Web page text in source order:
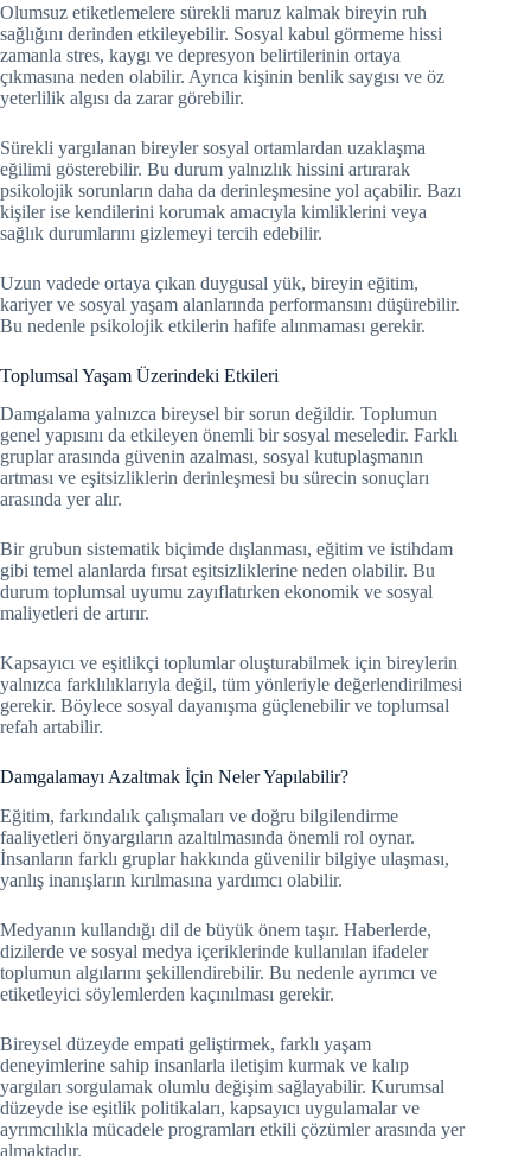
Olumsuz etiketlemelere sürekli maruz kalmak bireyin ruh
sağlığını derinden etkileyebilir. Sosyal kabul görmeme hissi
zamanla stres, kaygı ve depresyon belirtilerinin ortaya
çıkmasına neden olabilir. Ayrıca kişinin benlik saygısı ve öz
yeterlilik algısı da zarar görebilir.
Sürekli yargılanan bireyler sosyal ortamlardan uzaklaşma
eğilimi gösterebilir. Bu durum yalnızlık hissini artırarak
psikolojik sorunların daha da derinleşmesine yol açabilir. Bazı
kişiler ise kendilerini korumak amacıyla kimliklerini veya
sağlık durumlarını gizlemeyi tercih edebilir.
Uzun vadede ortaya çıkan duygusal yük, bireyin eğitim,
kariyer ve sosyal yaşam alanlarında performansını düşürebilir.
Bu nedenle psikolojik etkilerin hafife alınmaması gerekir.
Toplumsal Yaşam Üzerindeki Etkileri
Damgalama yalnızca bireysel bir sorun değildir. Toplumun
genel yapısını da etkileyen önemli bir sosyal meseledir. Farklı
gruplar arasında güvenin azalması, sosyal kutuplaşmanın
artması ve eşitsizliklerin derinleşmesi bu sürecin sonuçları
arasında yer alır.
Bir grubun sistematik biçimde dışlanması, eğitim ve istihdam
gibi temel alanlarda fırsat eşitsizliklerine neden olabilir. Bu
durum toplumsal uyumu zayıflatırken ekonomik ve sosyal
maliyetleri de artırır.
Kapsayıcı ve eşitlikçi toplumlar oluşturabilmek için bireylerin
yalnızca farklılıklarıyla değil, tüm yönleriyle değerlendirilmesi
gerekir. Böylece sosyal dayanışma güçlenebilir ve toplumsal
refah artabilir.
Damgalamayı Azaltmak İçin Neler Yapılabilir?
Eğitim, farkındalık çalışmaları ve doğru bilgilendirme
faaliyetleri önyargıların azaltılmasında önemli rol oynar.
İnsanların farklı gruplar hakkında güvenilir bilgiye ulaşması,
yanlış inanışların kırılmasına yardımcı olabilir.
Medyanın kullandığı dil de büyük önem taşır. Haberlerde,
dizilerde ve sosyal medya içeriklerinde kullanılan ifadeler
toplumun algılarını şekillendirebilir. Bu nedenle ayrımcı ve
etiketleyici söylemlerden kaçınılması gerekir.
Bireysel düzeyde empati geliştirmek, farklı yaşam
deneyimlerine sahip insanlarla iletişim kurmak ve kalıp
yargıları sorgulamak olumlu değişim sağlayabilir. Kurumsal
düzeyde ise eşitlik politikaları, kapsayıcı uygulamalar ve
ayrımcılıkla mücadele programları etkili çözümler arasında yer
almaktadır.